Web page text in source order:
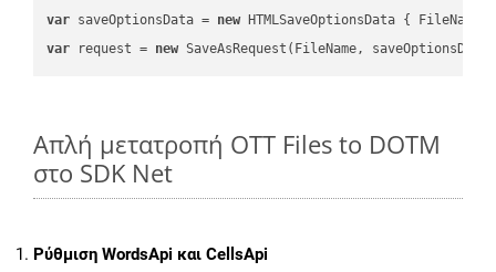
var saveOptionsData = new HTMLSaveOptionsData { FileName
var request = new
Απλή μετατροπή OTT Files to DOTM
στο SDK Net
Ρύθμιση WordsApi και CellsApi